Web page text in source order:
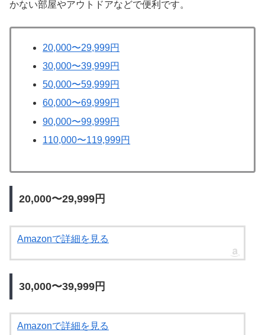
かない部屋やアウトドアなどで便利です。
20,000〜29,999円
30,000〜39,999円
50,000〜59,999円
60,000〜69,999円
90,000〜99,999円
110,000〜119,999円
20,000〜29,999円
Amazonで詳細を見る
30,000〜39,999円
Amazonで詳細を見る